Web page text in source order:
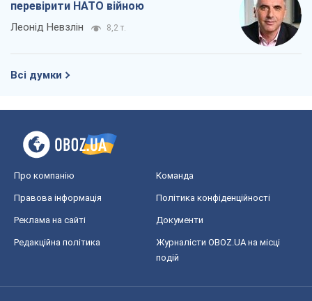
перевірити НАТО війною
Леонід Невзлін 8,2 т.
Всі думки
Про компанію Команда
Правова інформація Політика конфіденційності
Реклама на сайті Документи
Редакційна політика
Журналісти OBOZ.UA на місці
подій